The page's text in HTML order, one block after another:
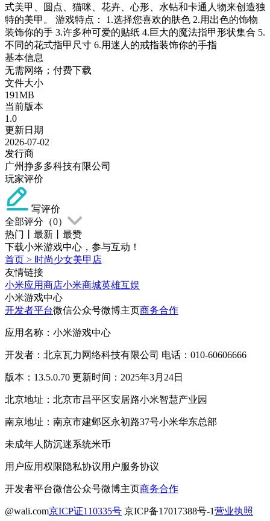
式美甲、圆点、猫咪、花卉、心形、水钻和卡通人物来创造独
特的美甲。 游戏特点： 1.选择您喜欢的肤色 2.用出色的饰物
装饰你的手 3.许多种可爱的贴纸 4.巨大的魔法指甲形状集合 5.
不同的花式指甲尺寸 6.用迷人的戒指装饰你的手指
基本信息
无需网络；付费下载
文件大小
191MB
当前版本
1.0
更新日期
2026-07-02
发行商
广州挣多多科技有限公司
玩家评价
写评价
全部评分（0）
热门
最新
最赞
下载小米游戏中心，参与互动！
首页 > 时尚少女美甲店
友情链接
小米应用商店小米商城英雄互娱
小米游戏中心
开发者平台微信公众号微博主页商务合作
应用名称：小米游戏中心
开发者：北京瓦力网络科技有限公司 电话：010-60606666
版本：13.5.0.70 更新时间：2025年3月24日
北京地址：北京市昌平区安居路小米智慧产业园
南京地址：南京市建邺区永初路37号小米华东总部
未成年人防沉迷系统米币
用户应用权限隐私协议用户服务协议
开发者平台微信公众号微博主页商务合作
@wali.com京ICP证110335号 京ICP备17017388号-1营业执照